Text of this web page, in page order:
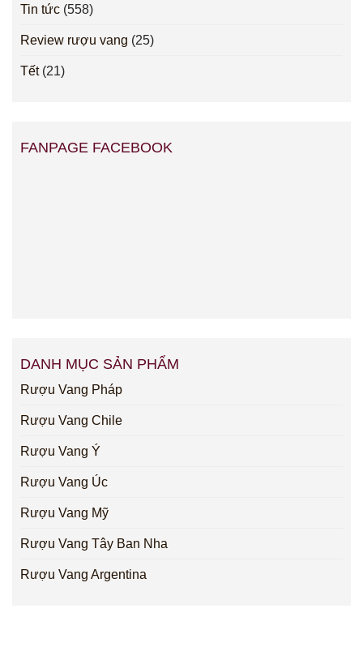
Tin tức (558)
Review rượu vang (25)
Tết(21)
FANPAGE FACEBOOK
DANH MỤC SẢN PHẨM
Rượu Vang Pháp
Rượu Vang Chile
Rượu Vang Ý
Rượu Vang Úc
Rượu Vang Mỹ
Rượu Vang Tây Ban Nha
Rượu Vang Argentina